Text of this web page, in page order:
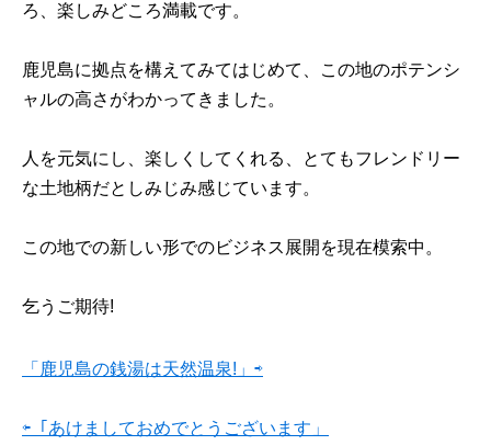
ろ、楽しみどころ満載です。
鹿児島に拠点を構えてみてはじめて、この地のポテンシ
ャルの高さがわかってきました。
人を元気にし、楽しくしてくれる、とてもフレンドリー
な土地柄だとしみじみ感じています。
この地での新しい形でのビジネス展開を現在模索中。
乞うご期待!
「鹿児島の銭湯は天然温泉!」⇨
⇦「あけましておめでとうございます」